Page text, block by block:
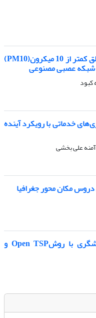
سنجش و پیش‌بینی آلاینده جوی ذرات معلق کمتر از 10 میکرون(PM10)
شبکه عصبی مصنوعی
کبود
خدماتی با رویکرد آینده
علی بخشی
مکان محور جغرافیا
بهینه‌سازی دسترسی به موزه‌های گردشگری با روشOpen TSP و